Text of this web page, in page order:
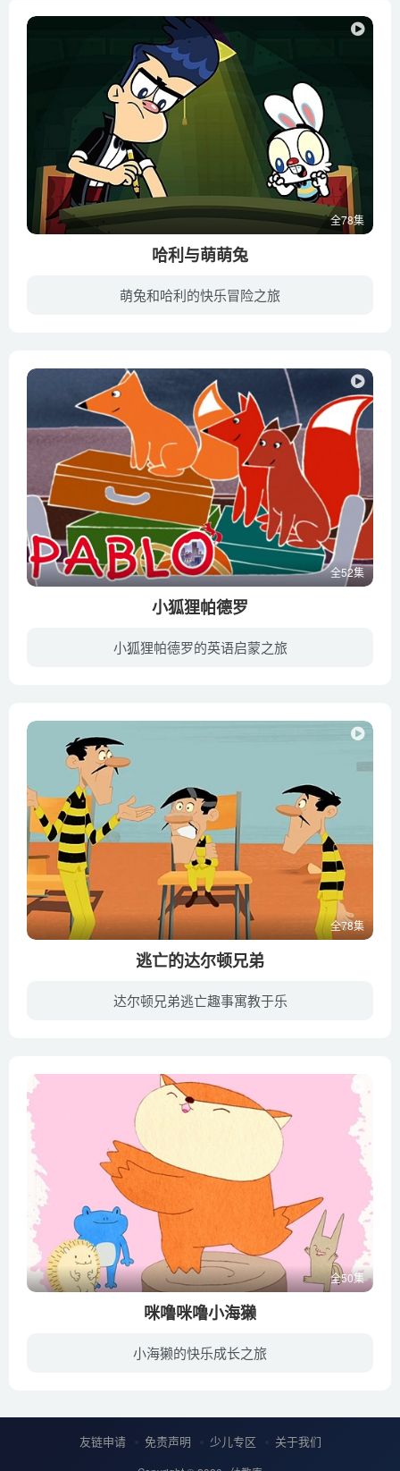
全78集
哈利与萌萌兔
萌兔和哈利的快乐冒险之旅
全52集
小狐狸帕德罗
小狐狸帕德罗的英语启蒙之旅
全78集
逃亡的达尔顿兄弟
达尔顿兄弟逃亡趣事寓教于乐
全50集
咪噜咪噜小海獭
小海獭的快乐成长之旅
友链申请 免责声明 少儿专区 关于我们